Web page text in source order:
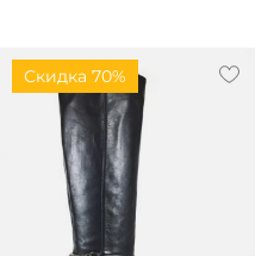
Скидка 70%